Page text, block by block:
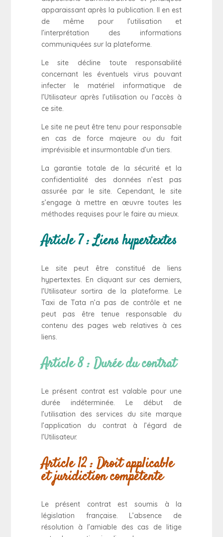
apparaissant après la publication. Il en est
de même pour l’utilisation et
l’interprétation des informations
communiquées sur la plateforme.
Le site décline toute responsabilité
concernant les éventuels virus pouvant
infecter le matériel informatique de
l’Utilisateur après l’utilisation ou l’accès à
ce site.
Le site ne peut être tenu pour responsable
en cas de force majeure ou du fait
imprévisible et insurmontable d’un tiers.
La garantie totale de la sécurité et la
confidentialité des données n’est pas
assurée par le site. Cependant, le site
s’engage à mettre en œuvre toutes les
méthodes requises pour le faire au mieux.
Article 7 : Liens hypertextes
Le site peut être constitué de liens
hypertextes. En cliquant sur ces derniers,
l’Utilisateur sortira de la plateforme. Le
Taxi de Tata n’a pas de contrôle et ne
peut pas être tenue responsable du
contenu des pages web relatives à ces
liens.
Article 8 : Durée du contrat
Le présent contrat est valable pour une
durée indéterminée. Le début de
l’utilisation des services du site marque
l’application du contrat à l’égard de
l’Utilisateur.
Article 12 : Droit applicable
et juridiction compétente
Le présent contrat est soumis à la
législation française. L’absence de
résolution à l’amiable des cas de litige